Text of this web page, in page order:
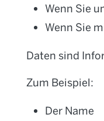
Wenn Sie
Wenn Sie
Daten sind
Zum Beispiel:
Der Name